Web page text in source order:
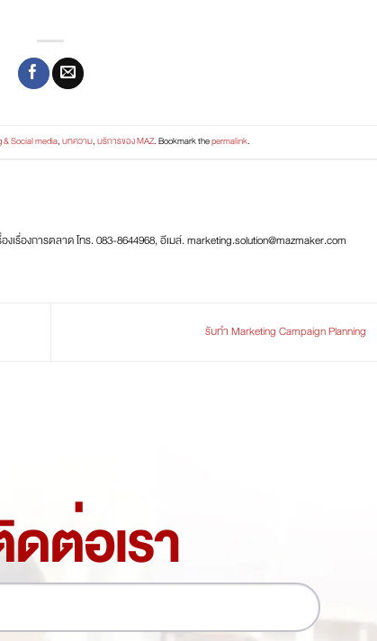
Social media,บทความ,บริการของ MAZ. Bookmark thepermalink.
งเรื่องการตลาด โทร. 083-8644968, อีเมล์. marketing.solution@mazmaker.com
รับทำ Marketing Campaign Planning
ต่อเรา